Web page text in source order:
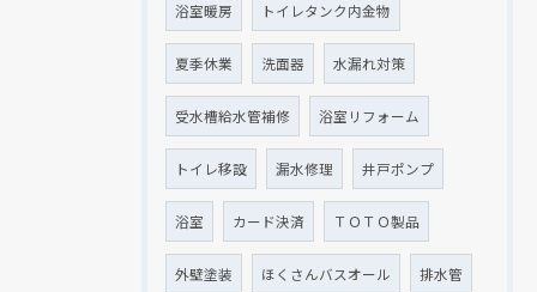
浴室暖房 トイレタンク内金物
夏季休業 洗面器 水漏れ対策
受水槽給水管補修 浴室リフォーム
トイレ移設 漏水修理 井戸ポンプ
浴室 カード決済 ＴＯＴＯ製品
外壁塗装 ほくさんバスオール 排水管